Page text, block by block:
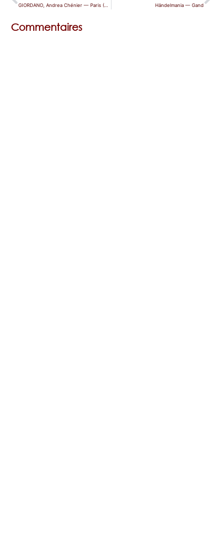
Händelmania — Gand
Commentaires